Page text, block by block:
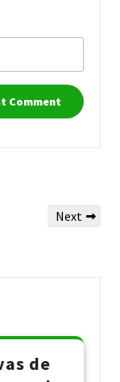
Next
Next
de